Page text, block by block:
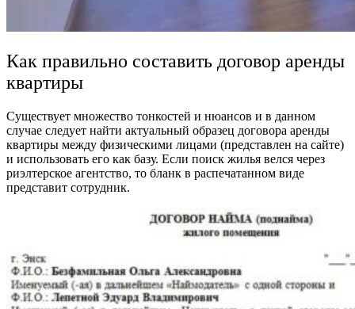
Как правильно составить договор аренды
квартиры
Существует множество тонкостей и нюансов и в данном
случае следует найти актуальный образец договора аренды
квартиры между физическими лицами (представлен на сайте)
и использовать его как базу. Если поиск жилья велся через
риэлтерское агентство, то бланк в распечатанном виде
представит сотрудник.